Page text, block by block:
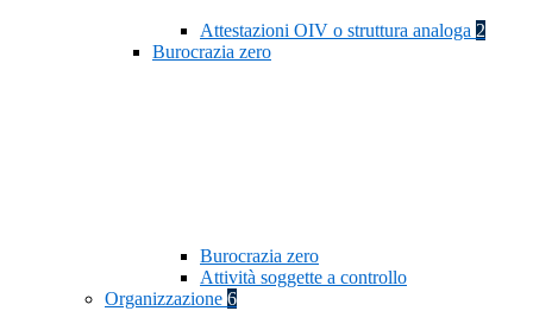
Attestazioni OIV o struttura analoga 2
Burocrazia zero
Burocrazia zero
Attività soggette a controllo
Organizzazione 6